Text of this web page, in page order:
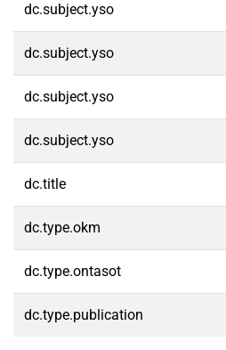
dc.subject.yso
dc.subject.yso
dc.subject.yso
dc.subject.yso
dc.title
dc.type.okm
dc.type.ontasot
dc.type.publication